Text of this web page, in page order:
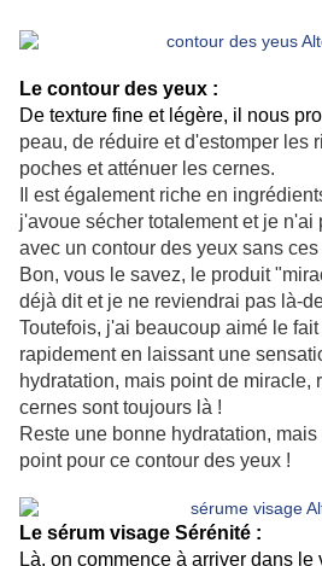
Le contour des yeux :
De texture fine et légère, il nous
peau, de réduire et d'estomper les
poches et atténuer les cernes.
Il est également riche en
j'avoue sécher totalement et je n'ai
avec un contour des yeux sans
Bon, vous le savez, le produit
déjà dit et je ne reviendrai pas là-
Toutefois, j'ai beaucoup aimé le
rapidement en laissant une
hydratation, mais point de miracle,
cernes sont toujours là !
Reste une bonne hydratation,
point pour ce contour des yeux !
Le sérum visage Sérénité :
Là, on commence à arriver dans le